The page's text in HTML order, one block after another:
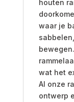
houten
waar je
wat het
Al onze
ontwerp